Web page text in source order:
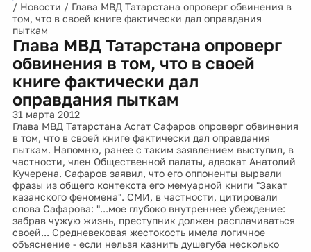
/ Новости / Глава МВД Татарстана опроверг обвинения в
том, что в своей книге фактически дал оправдания
пыткам
Глава МВД Татарстана опроверг
обвинения в том, что в своей
книге фактически дал
оправдания пыткам
31 марта 2012
Глава МВД Татарстана Асгат Сафаров опроверг обвинения
в том, что в своей книге фактически дал оправдания
пыткам. Напомню, ранее с таким заявлением выступил, в
частности, член Общественной палаты, адвокат Анатолий
Кучерена. Сафаров заявил, что его оппоненты вырвали
фразы из общего контекста его мемуарной книги "Закат
казанского феномена". СМИ, в частности, цитировали
слова Сафарова: "...мое глубоко внутреннее убеждение:
забрав чужую жизнь, преступник должен расплачиваться
своей... Средневековая жестокость имела логичное
объяснение - если нельзя казнить душегуба несколько